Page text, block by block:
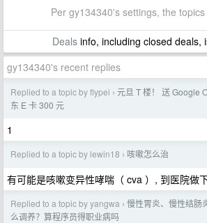
Per gy134340's settings, the
Dealsinfo, including closed deals,
gy134340's recent replies
Replied to a topic by flypei › 元旦 T 楼！ 送 Google
东 E 卡 300 元
1
Replied to a topic by lewin18 › 咳嗽怎么治
有可能是咳嗽变异性哮喘（ cva ）, 到医院做
Replied to a topic by yangwa › 慢性胃炎、慢性结肠
么调养？算程序员得职业病吗